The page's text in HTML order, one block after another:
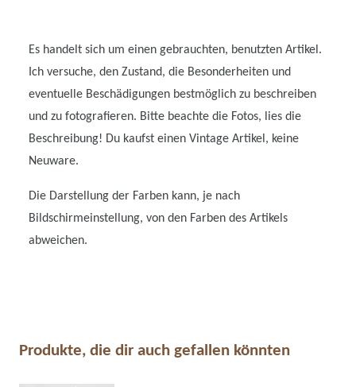
Es handelt sich um einen gebrauchten, benutzten Artikel.
Ich versuche, den Zustand, die Besonderheiten und
eventuelle Beschädigungen bestmöglich zu beschreiben
und zu fotografieren. Bitte beachte die Fotos, lies die
Beschreibung! Du kaufst einen Vintage Artikel, keine
Neuware.
Die Darstellung der Farben kann, je nach
Bildschirmeinstellung, von den Farben des Artikels
abweichen.
Produkte, die dir auch gefallen könnten